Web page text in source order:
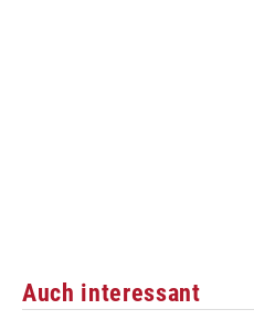
Auch interessant